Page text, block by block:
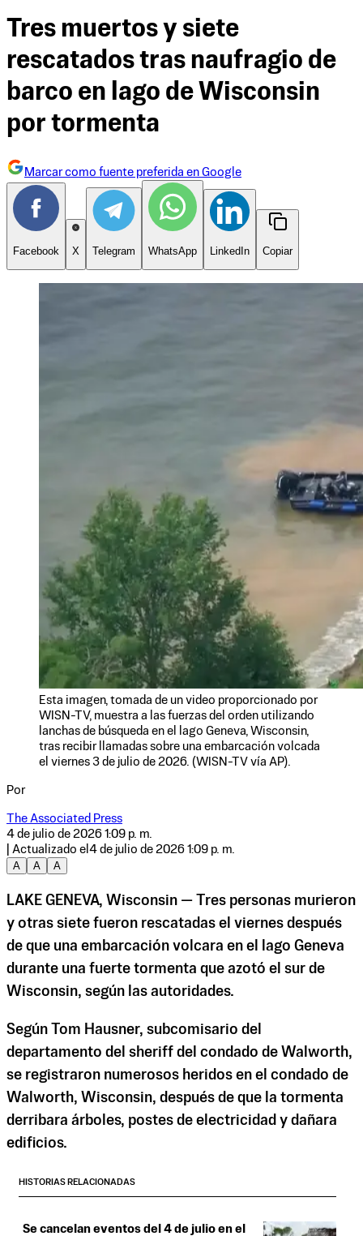
Tres muertos y siete
rescatados tras naufragio de
barco en lago de Wisconsin
por tormenta
Marcar como fuente preferida en Google
Facebook X Telegram WhatsApp LinkedIn Copiar
Esta imagen, tomada de un video proporcionado por
WISN-TV, muestra a las fuerzas del orden utilizando
lanchas de búsqueda en el lago Geneva, Wisconsin,
tras recibir llamadas sobre una embarcación volcada
el viernes 3 de julio de 2026. (WISN-TV vía AP).
Por
The Associated Press
4 de julio de 2026 1:09 p. m.
| Actualizado el 4 de julio de 2026 1:09 p. m.
A
A A
LAKE GENEVA, Wisconsin — Tres personas murieron
y otras siete fueron rescatadas el viernes después
de que una embarcación volcara en el lago Geneva
durante una fuerte tormenta que azotó el sur de
Wisconsin, según las autoridades.
Según Tom Hausner, subcomisario del
departamento del sheriff del condado de Walworth,
se registraron numerosos heridos en el condado de
Walworth, Wisconsin, después de que la tormenta
derribara árboles, postes de electricidad y dañara
edificios.
HISTORIAS RELACIONADAS
Se cancelan eventos del 4 de julio en el